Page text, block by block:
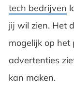
tech bedrijven
jij wil zien. Het
mogelijk op
advertenties
kan maken.